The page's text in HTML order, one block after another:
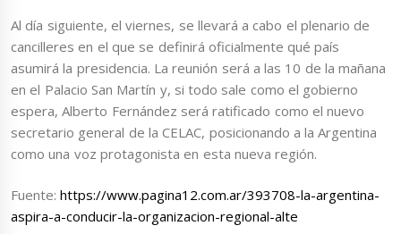
Al día siguiente, el viernes, se llevará a cabo el plenario de
cancilleres en el que se definirá oficialmente qué país
asumirá la presidencia. La reunión será a las 10 de la mañana
en el Palacio San Martín y, si todo sale como el gobierno
espera, Alberto Fernández será ratificado como el nuevo
secretario general de la CELAC, posicionando a la Argentina
como una voz protagonista en esta nueva región.
Fuente:https://www.pagina12.com.ar/393708-la-argentina-
aspira-a-conducir-la-organizacion-regional-alte